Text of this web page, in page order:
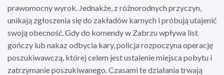
prawomocny wyrok. Jednakże, z różnorodnych przyczyn,
unikają zgłoszenia się do zakładów karnych i próbują utajenić
swoją obecność. Gdy do komendy w Zabrzu wpływa list
gończy lub nakaz odbycia kary, policja rozpoczyna operację
poszukiwawczą, której celem jest ustalenie miejsca pobytu i
zatrzymanie poszukiwanego. Czasami te działania trwają